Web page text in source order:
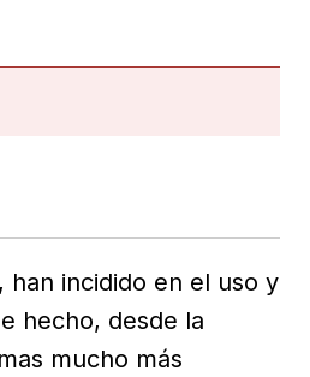
han incidido en el uso y
hecho, desde la
mucho más